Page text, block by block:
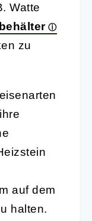
Watte
zu
auf dem
halten.